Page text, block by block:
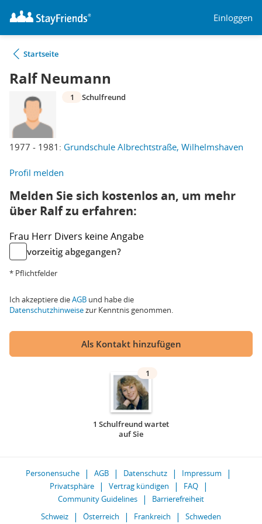
Einloggen
Startseite
Ralf Neumann
1977 - 1981: Grundschule Albrechtstraße, Wilhelmshaven
1 Schulfreund
Profil melden
Melden Sie sich kostenlos an, um mehr
über Ralf zu erfahren:
Frau Herr Divers keine Angabe
vorzeitig abgegangen?
* Pflichtfelder
Ich akzeptiere dieAGB und habe die
Datenschutzhinweisezur Kenntnis genommen.
Als Kontakt hinzufügen
1
1 Schulfreund wartet
auf Sie
Personensuche AGB Datenschutz
Impressum
Privatsphäre
Vertrag kündigen
FAQ
Community Guidelines
Barrierefreiheit
Schweiz
Österreich Frankreich Schweden